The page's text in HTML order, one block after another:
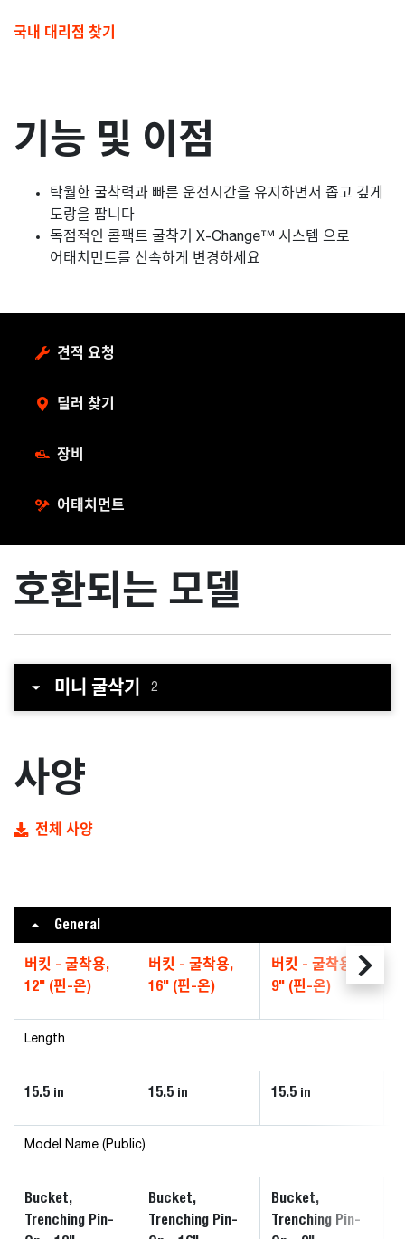
국내 대리점 찾기
기능 및 이점
탁월한 굴착력과 빠른 운전시간을 유지하면서 좁고 깊게
도랑을 팝니다
독점적인 콤팩트 굴착기 X-Change™ 시스템 으로
어태치먼트를 신속하게 변경하세요
견적 요청
딜러 찾기
장비
어태치먼트
호환되는 모델
미니 굴삭기 2
사양
전체 사양
General
버킷 - 굴착용,
12" (핀-온)
버킷 - 굴착용,
16" (핀-온)
버킷 - 굴착용,
9" (핀-온)
Length
15.5 in 15.5 in 15.5 in
Model Name (Public)
Bucket,
Trenching Pin-
Bucket,
Trenching Pin-
Bucket,
Trenching Pin-